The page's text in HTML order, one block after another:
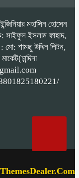
মহাসিন হোসেন
সাইফুল ইসলাম ফাহাদ,
মো: শামছু উদ্দিন লিটন,
ThemesDealer.Com